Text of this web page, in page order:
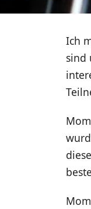
Ich
sind